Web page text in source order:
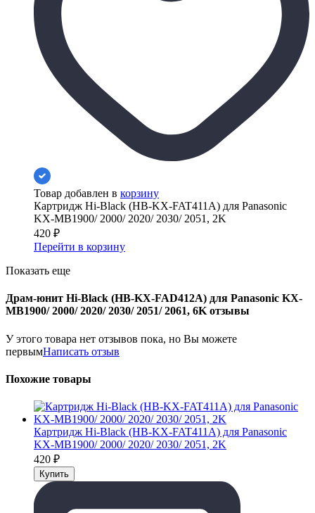
Товар добавлен в корзину
Картридж Hi-Black (HB-KX-FAT411A) для Panasonic
KX-MB1900/ 2000/ 2020/ 2030/ 2051, 2K
420 ₽
Перейти в корзину
Показать еще
Драм-юнит Hi-Black (HB-KX-FAD412A) для Panasonic KX-
MB1900/ 2000/ 2020/ 2030/ 2051/ 2061, 6K отзывы
У этого товара нет отзывов пока, но Вы можете
первымНаписать отзыв
Похожие товары
Картридж Hi-Black (HB-KX-FAT411A) для Panasonic
KX-MB1900/ 2000/ 2020/ 2030/ 2051, 2K
420 ₽